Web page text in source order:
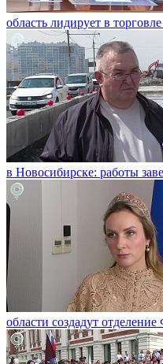
область лидирует в
в Новосибирске: работы
области создадут